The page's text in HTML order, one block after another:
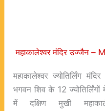
महाकालेश्वर मंदिर उज्जैन
महाकालेश्वर ज्योतिर्लिंग
भगवन शिव के 12
में दक्षिण मुखी